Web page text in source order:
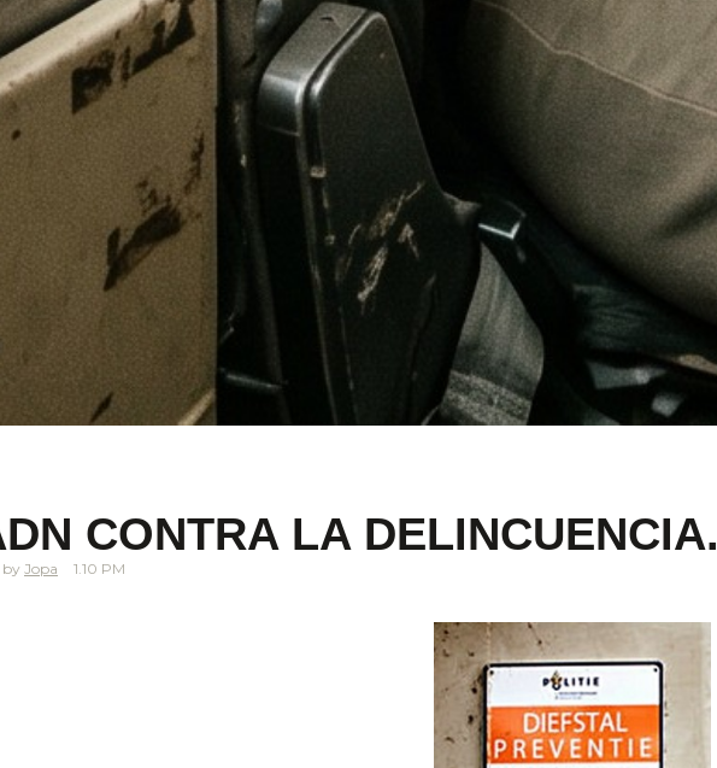
CONTRA LA DELINCUENCIA.
Jopa 1.10 PM